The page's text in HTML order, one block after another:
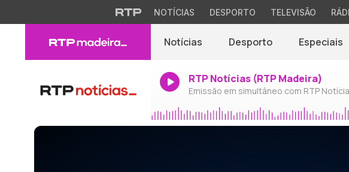
NOTÍCIAS DESPORTO TELEVISÃO
Notícias Desporto Especiais
RTP Notícias (RTP Madeira)
Emissão em simultâneo com RTP